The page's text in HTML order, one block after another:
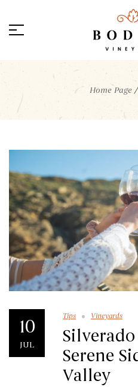
Home Page /
10
JUL
Tips Vineyards
Serene
Valley